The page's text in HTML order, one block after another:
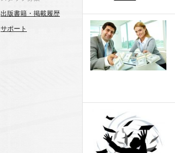
出版書籍・掲載履歴
サポート